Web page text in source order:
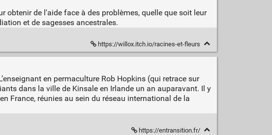
obtenir de l'aide face à des problèmes, quelle que soit leur
et de sagesses ancestrales.
https://willox.itch.io/racines-et-fleurs
en permaculture Rob Hopkins (qui retrace sur
dans la ville de Kinsale en Irlande un an auparavant. Il y
France, réunies au sein du réseau international de la
https://entransition.fr/